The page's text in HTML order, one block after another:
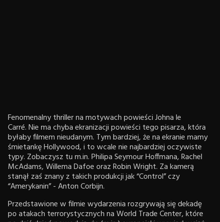
Fenomenalny thriller na motywach powieści Johna le
Carré. Nie ma chyba ekranizacji powieści tego pisarza, która
byłaby filmem nieudanym. Tym bardziej, że na ekranie mamy
śmietankę Hollywood, i to wcale nie najbardziej oczywiste
typy. Zobaczysz tu m.in. Philipa Seymour Hoffmana, Rachel
McAdams, Willema Dafoe oraz Robin Wright. Za kamerą
stanął zaś znany z takich produkcji jak “Control” czy
“Amerykanin” - Anton Corbijn.
Przedstawione w filmie wydarzenia rozgrywają się dekadę
po atakach terrorystycznych na World Trade Center, które